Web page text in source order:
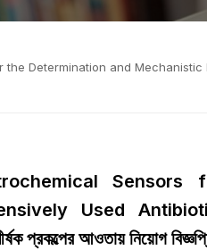
Determination and
Sensors
Used
আওতায় নিয়োগ